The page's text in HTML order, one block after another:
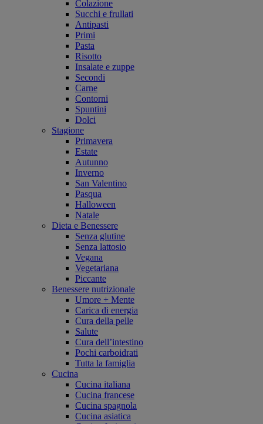
Colazione
Succhi e frullati
Antipasti
Primi
Pasta
Risotto
Insalate e zuppe
Secondi
Carne
Contorni
Spuntini
Dolci
Stagione
Primavera
Estate
Autunno
Inverno
San Valentino
Pasqua
Halloween
Natale
Dieta e Benessere
Senza glutine
Senza lattosio
Vegana
Vegetariana
Piccante
Benessere nutrizionale
Umore + Mente
Carica di energia
Cura della pelle
Salute
Cura dell’intestino
Pochi carboidrati
Tutta la famiglia
Cucina
Cucina italiana
Cucina francese
Cucina spagnola
Cucina asiatica